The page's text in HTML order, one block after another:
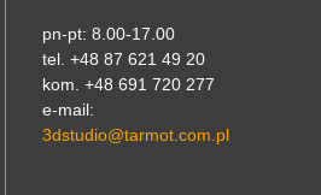
pn-pt: 8.00-17.00
tel. +48 87 621 49 20
kom. +48 691 720 277
e-mail:
3dstudio@tarmot.com.pl